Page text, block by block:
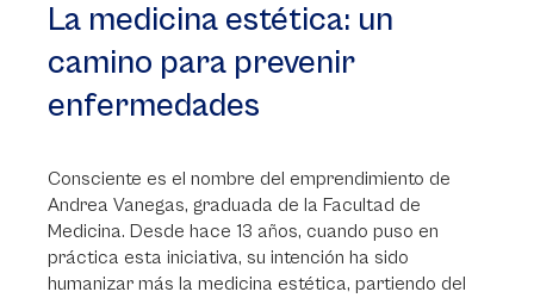
La medicina estética: un
camino para prevenir
enfermedades
Consciente es el nombre del emprendimiento de
Andrea Vanegas, graduada de la Facultad de
Medicina. Desde hace 13 años, cuando puso en
práctica esta iniciativa, su intención ha sido
humanizar más la medicina estética, partiendo del